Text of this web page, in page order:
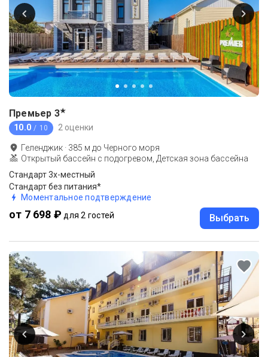
Премьер 3★
10.0 / 10 2 оценки
Геленджик · 385 м до Черного моря
Открытый бассейн с подогревом, Детская зона бассейна
Стандарт 3х-местный
Стандарт без питания*
Моментальное подтверждение
от 7 698 ₽ для 2 гостей Выбрать